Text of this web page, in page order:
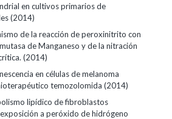
en cultivos primarios de
(2014)
de la reacción de peroxinitrito con
de Manganeso y de la nitración
(2014)
en células de melanoma
temozolomida (2014)
lipídico de fibroblastos
a peróxido de hidrógeno